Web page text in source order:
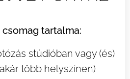
tartalma:
stúdióban vagy (és)
több helyszínen)